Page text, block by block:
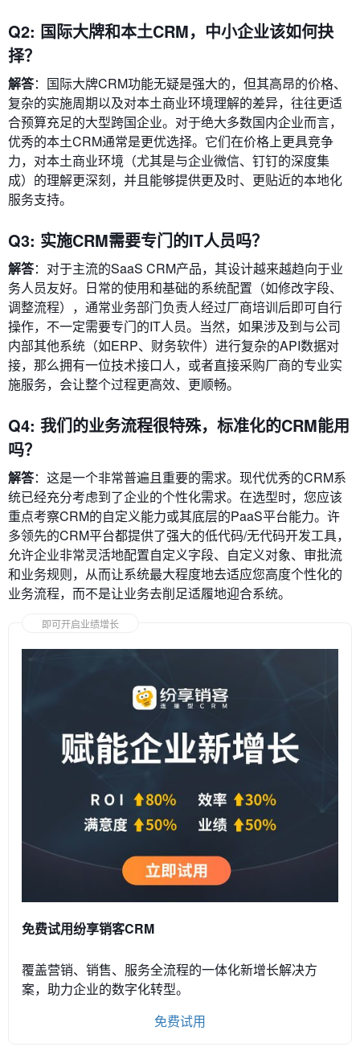
Q2: 国际大牌和本土CRM，中小企业该如何抉
择？
解答：国际大牌CRM功能无疑是强大的，但其高昂的价格、
复杂的实施周期以及对本土商业环境理解的差异，往往更适
合预算充足的大型跨国企业。对于绝大多数国内企业而言，
优秀的本土CRM通常是更优选择。它们在价格上更具竞争
力，对本土商业环境（尤其是与企业微信、钉钉的深度集
成）的理解更深刻，并且能够提供更及时、更贴近的本地化
服务支持。
Q3: 实施CRM需要专门的IT人员吗？
解答：对于主流的SaaS CRM产品，其设计越来越趋向于业
务人员友好。日常的使用和基础的系统配置（如修改字段、
调整流程），通常业务部门负责人经过厂商培训后即可自行
操作，不一定需要专门的IT人员。当然，如果涉及到与公司
内部其他系统（如ERP、财务软件）进行复杂的API数据对
接，那么拥有一位技术接口人，或者直接采购厂商的专业实
施服务，会让整个过程更高效、更顺畅。
Q4: 我们的业务流程很特殊，标准化的CRM能用
吗？
解答：这是一个非常普遍且重要的需求。现代优秀的CRM系
统已经充分考虑到了企业的个性化需求。在选型时，您应该
重点考察CRM的自定义能力或其底层的PaaS平台能力。许
多领先的CRM平台都提供了强大的低代码/无代码开发工具，
允许企业非常灵活地配置自定义字段、自定义对象、审批流
和业务规则，从而让系统最大程度地去适应您高度个性化的
业务流程，而不是让业务去削足适履地迎合系统。
即可开启业绩增长
免费试用纷享销客CRM
覆盖营销、销售、服务全流程的一体化新增长解决方
案，助力企业的数字化转型。
免费试用